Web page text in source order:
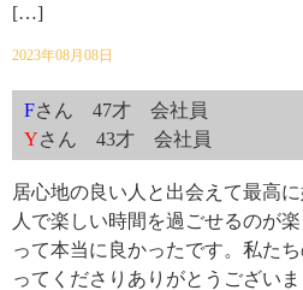
[…]
2023年08月08日
Fさん 47才 会社員
Yさん 43才 会社員
居心地の良い人と出会えて最高
人で楽しい時間を過ごせるのが
って本当に良かったです。私た
ってくださりありがとうございま